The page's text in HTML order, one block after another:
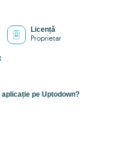
Licență
Proprietar
pe Uptodown?